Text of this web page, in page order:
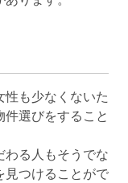
も少なくないた
選びをすること
わる人もそうでな
見つけることがで